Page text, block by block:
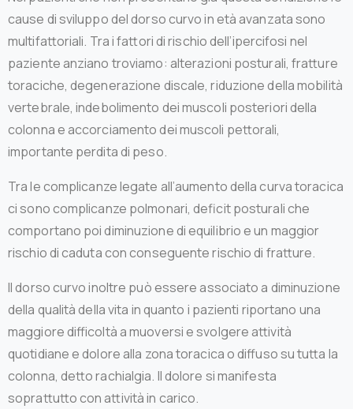
cause di sviluppo del dorso curvo in età avanzata sono
multifattoriali. Tra i fattori di rischio dell’ipercifosi nel
paziente anziano troviamo: alterazioni posturali, fratture
toraciche, degenerazione discale, riduzione della mobilità
vertebrale, indebolimento dei muscoli posteriori della
colonna e accorciamento dei muscoli pettorali,
importante perdita di peso.
Tra le complicanze legate all’aumento della curva toracica
ci sono complicanze polmonari, deficit posturali che
comportano poi diminuzione di equilibrio e un maggior
rischio di caduta con conseguente rischio di fratture.
Il dorso curvo inoltre può essere associato a diminuzione
della qualità della vita in quanto i pazienti riportano una
maggiore difficoltà a muoversi e svolgere attività
quotidiane e dolore alla zona toracica o diffuso su tutta la
colonna, detto rachialgia. Il dolore si manifesta
soprattutto con attività in carico.